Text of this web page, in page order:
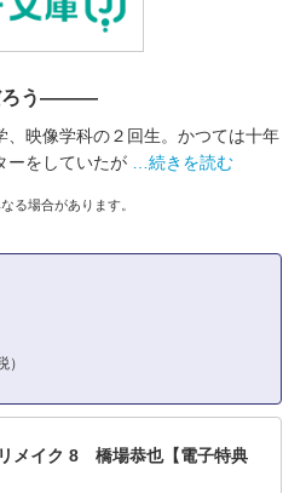
ろう―――
、映像学科の２回生。かつては十年
ーをしていたが
…続きを読む
る場合があります。
メイク 8 橋場恭也【電子特典